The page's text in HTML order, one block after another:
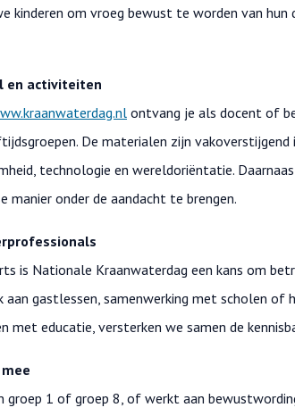
kinderen om vroeg bewust te worden van hun
en activiteiten
ontvang je als docent of
De materialen zijn vakoverstijgend
technologie en wereldoriëntatie.
manier onder de aandacht te brengen.
is Nationale Kraanwaterdag een kans om
aan gastlessen, samenwerking met scholen of
met educatie, versterken we samen de
groep 1 of groep 8, of werkt aan